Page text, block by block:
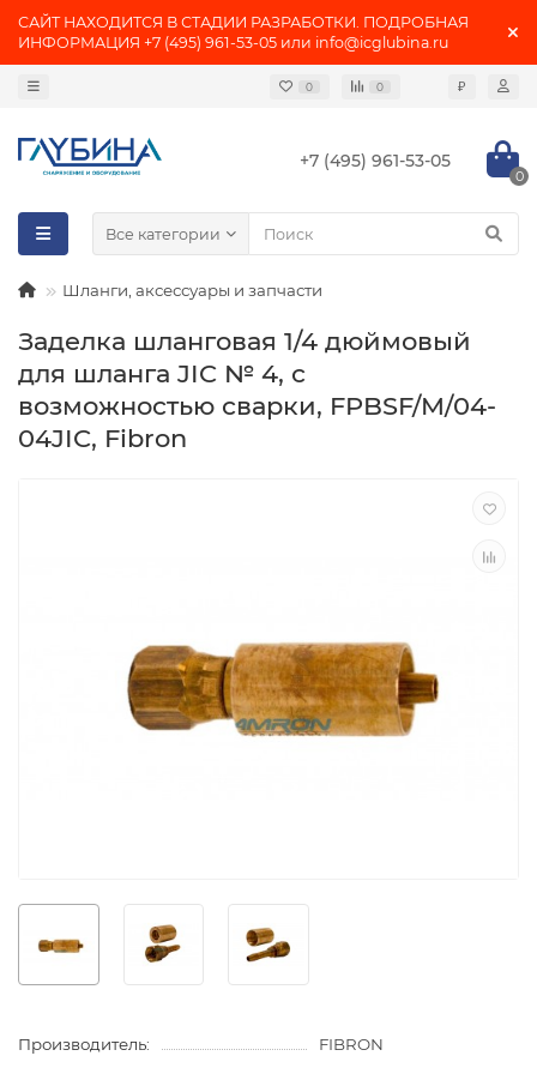
САЙТ НАХОДИТСЯ В СТАДИИ РАЗРАБОТКИ. ПОДРОБНАЯ
ИНФОРМАЦИЯ +7 (495) 961-53-05 или info@icglubina.ru
0 0 ₽
+7 (495) 961-53-05
0
Все категории
Шланги, аксессуары и запчасти
Заделка шланговая 1/4 дюймовый
для шланга JIC № 4, с
возможностью сварки, FPBSF/M/04-
04JIC, Fibron
Производитель: FIBRON